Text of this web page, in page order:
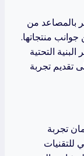
بالمصاعد من
منتجاتها.
التحتية
تقديم تجربة
تجربة
للتقنيات